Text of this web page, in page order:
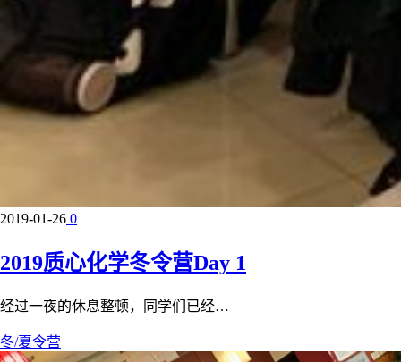
2019-01-26 0
2019质心化学冬令营Day 1
经过一夜的休息整顿，同学们已经…
冬/夏令营